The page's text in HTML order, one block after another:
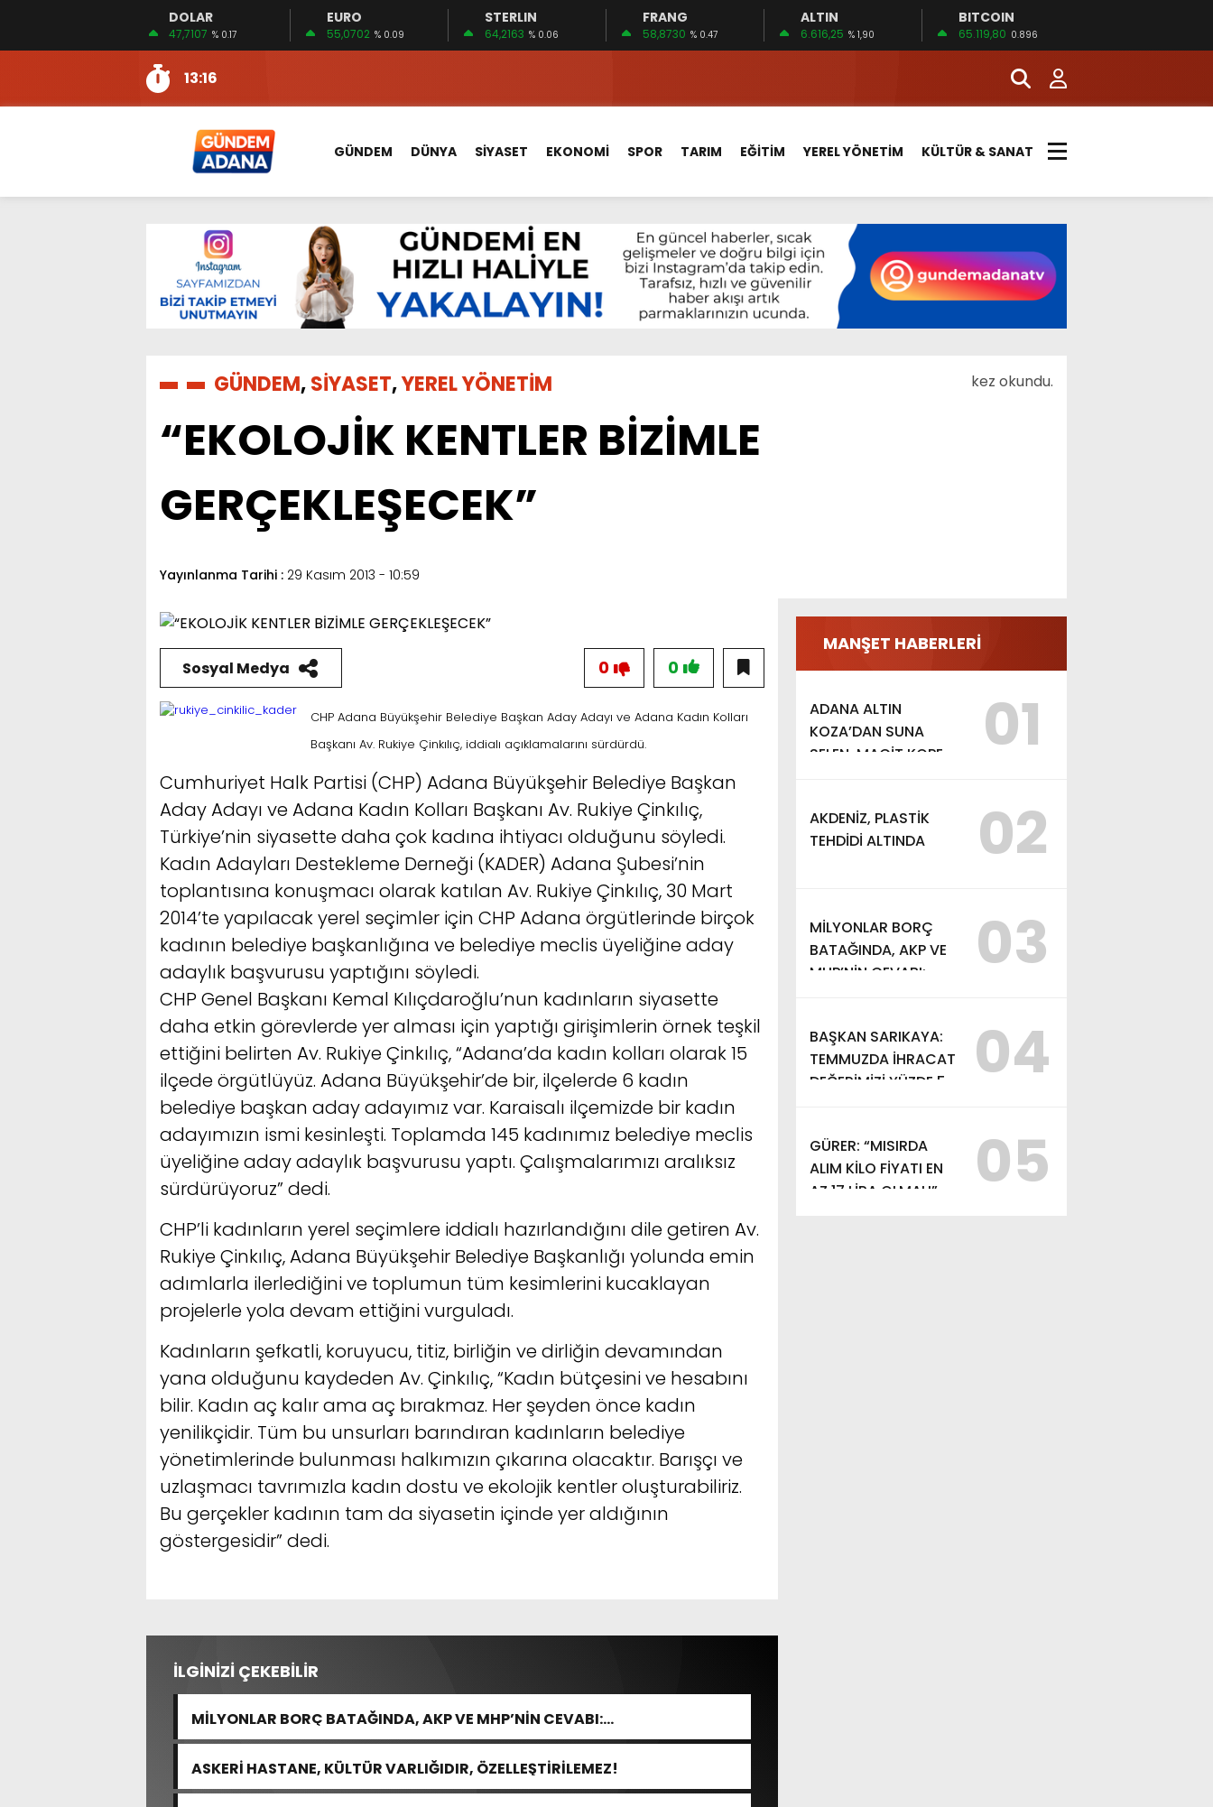
DOLAR
47,7107 % 0.17
EURO
55,0702 % 0.09
STERLIN
64,2163 % 0.06
FRANG
58,8730 % 0.47
ALTIN
6.616,25 % 1,90
BITCOIN
65.119,80 0.896
13:10
İKİNCİ 500’DE ADANA’DAN 15 FİRMA
13:16
2:08
16:00
AKILLI MERCEK HERKES İÇİN UYGUN MU?
10:06
ADANA’DAKİ CİNAYETLER MECLİSTE KONUŞULDU
13:54
NACAR: ESNAFIN SAĞLIK HİZMETLERİNİ KONUŞTUK
13:19
NACAR, DAHA İYİ SAĞLIK HİZMETLERİ İÇİN SAHADA
SULAMA KANALLARINDAKİ BOĞULMALARI ÖNLEMEK İÇİN GÖRÜŞTÜLER…
14:24
HERKES İÇİN ERİŞİLEBİLİR BEYİN SAĞLIĞI!
14:22
EMEKLİLER EN DÜŞÜK EMEKLİ AYLIĞININ 40 BİN LİRA OLMASINI İSTİYOR!
13:10
İKİNCİ 500’DE ADANA’DAN 15 FİRMA
GÜNDEM DÜNYA SİYASET EKONOMİ SPOR TARIM EĞİTİM YEREL YÖNETİM KÜLTÜR & SANAT
GÜNDEM,SİYASET,YEREL YÖNETİM kez okundu.
“EKOLOJİK KENTLER BİZİMLE
GERÇEKLEŞECEK”
Yayınlanma Tarihi : 29 Kasım 2013 - 10:59
MANŞET HABERLERİ
ADANA ALTIN
KOZA’DAN SUNA
SELEN, MACİT KOPER
01
AKDENİZ, PLASTİK
TEHDİDİ ALTINDA
02
MİLYONLAR BORÇ
BATAĞINDA, AKP VE
MHP’NİN CEVABI:
03
BAŞKAN SARIKAYA:
TEMMUZDA İHRACAT
DEĞERİMİZİ YÜZDE 54
04
GÜRER: “MISIRDA
ALIM KİLO FİYATI EN
AZ 17 LİRA OLMALI”
05
Sosyal Medya 0
0
CHP Adana Büyükşehir Belediye Başkan Aday Adayı ve Adana Kadın Kolları
Başkanı Av. Rukiye Çinkılıç, iddialı açıklamalarını sürdürdü.
Cumhuriyet Halk Partisi (CHP) Adana Büyükşehir Belediye Başkan
Aday Adayı ve Adana Kadın Kolları Başkanı Av. Rukiye Çinkılıç,
Türkiye’nin siyasette daha çok kadına ihtiyacı olduğunu söyledi.
Kadın Adayları Destekleme Derneği (KADER) Adana Şubesi’nin
toplantısına konuşmacı olarak katılan Av. Rukiye Çinkılıç, 30 Mart
2014’te yapılacak yerel seçimler için CHP Adana örgütlerinde birçok
kadının belediye başkanlığına ve belediye meclis üyeliğine aday
adaylık başvurusu yaptığını söyledi.
CHP Genel Başkanı Kemal Kılıçdaroğlu’nun kadınların siyasette
daha etkin görevlerde yer alması için yaptığı girişimlerin örnek teşkil
ettiğini belirten Av. Rukiye Çinkılıç, “Adana’da kadın kolları olarak 15
ilçede örgütlüyüz. Adana Büyükşehir’de bir, ilçelerde 6 kadın
belediye başkan aday adayımız var. Karaisalı ilçemizde bir kadın
adayımızın ismi kesinleşti. Toplamda 145 kadınımız belediye meclis
üyeliğine aday adaylık başvurusu yaptı. Çalışmalarımızı aralıksız
sürdürüyoruz” dedi.
CHP’li kadınların yerel seçimlere iddialı hazırlandığını dile getiren Av.
Rukiye Çinkılıç, Adana Büyükşehir Belediye Başkanlığı yolunda emin
adımlarla ilerlediğini ve toplumun tüm kesimlerini kucaklayan
projelerle yola devam ettiğini vurguladı.
Kadınların şefkatli, koruyucu, titiz, birliğin ve dirliğin devamından
yana olduğunu kaydeden Av. Çinkılıç, “Kadın bütçesini ve hesabını
bilir. Kadın aç kalır ama aç bırakmaz. Her şeyden önce kadın
yenilikçidir. Tüm bu unsurları barındıran kadınların belediye
yönetimlerinde bulunması halkımızın çıkarına olacaktır. Barışçı ve
uzlaşmacı tavrımızla kadın dostu ve ekolojik kentler oluşturabiliriz.
Bu gerçekler kadının tam da siyasetin içinde yer aldığının
göstergesidir” dedi.
İLGİNİZİ ÇEKEBİLİR
MİLYONLAR BORÇ BATAĞINDA, AKP VE MHP’NİN CEVABI:
“ARAŞTIRMAYALIM!”
ASKERİ HASTANE, KÜLTÜR VARLIĞIDIR, ÖZELLEŞTİRİLEMEZ!